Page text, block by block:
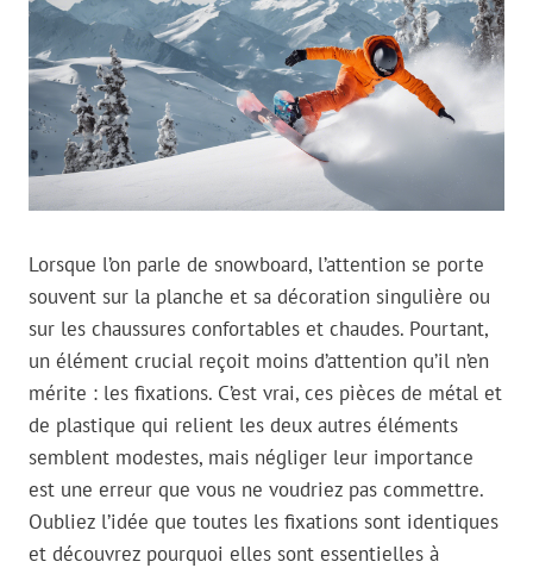
Lorsque l’on parle de snowboard, l’attention se porte
souvent sur la planche et sa décoration singulière ou
sur les chaussures confortables et chaudes. Pourtant,
un élément crucial reçoit moins d’attention qu’il n’en
mérite : les fixations. C’est vrai, ces pièces de métal et
de plastique qui relient les deux autres éléments
semblent modestes, mais négliger leur importance
est une erreur que vous ne voudriez pas commettre.
Oubliez l’idée que toutes les fixations sont identiques
et découvrez pourquoi elles sont essentielles à